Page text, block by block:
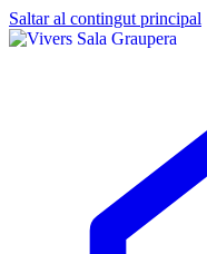
Saltar al contingut principal